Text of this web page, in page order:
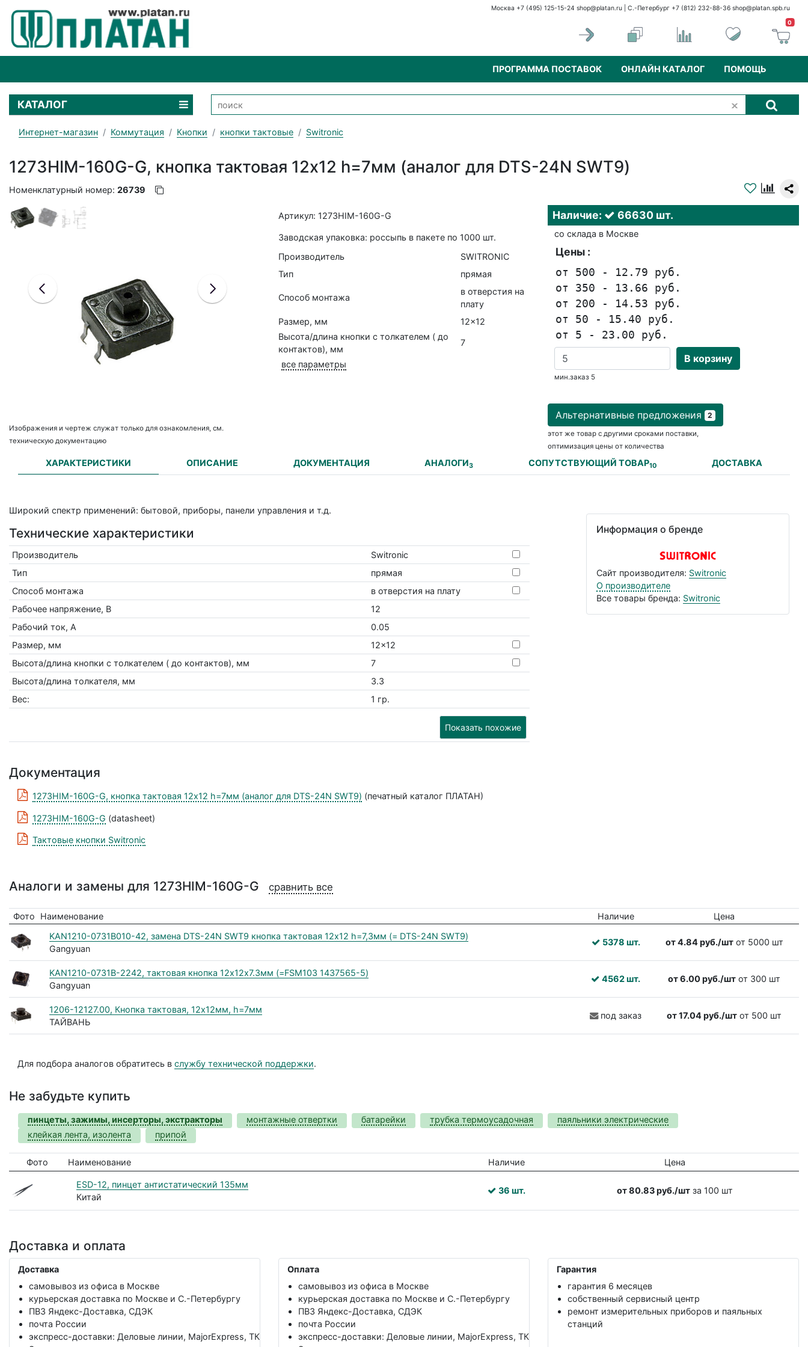
Москва +7 (495) 125-15-24 shop@platan.ru | С.-Петербург +7 (812) 232-88-36 shop@platan.spb.ru
0
ПРОГРАММА ПОСТАВОК ОНЛАЙН КАТАЛОГ ПОМОЩЬ
КАТАЛОГ
Интернет-магазин Коммутация Кнопки кнопки тактовые Switronic
1273HIM-160G-G, кнопка тактовая 12х12 h=7мм (аналог для DTS-24N SWT9)
Номенклатурный номер: 26739
Изображения и чертеж служат только для ознакомления, см.
техническую документацию
Артикул: 1273HIM-160G-G
Заводская упаковка: россыпь в пакете по 1000 шт.
Производитель
SWITRONIC
Тип
прямая
Способ монтажа
в отверстия на
плату
Размер, мм
12x12
Высота/длина кнопки с толкателем ( до
контактов), мм
7
все параметры
Наличие: 66630 шт.
со склада в Москве
Цены :
от 500 - 12.79 руб.
от 350 - 13.66 руб.
от 200 - 14.53 руб.
от 50 - 15.40 руб.
от 5 - 23.00 руб.
В корзину
мин.заказ 5
Альтернативные предложения 2
этот же товар с другими сроками поставки,
оптимизация цены от количества
ХАРАКТЕРИСТИКИ ОПИСАНИЕ ДОКУМЕНТАЦИЯ АНАЛОГИ3 СОПУТСТВУЮЩИЙ ТОВАР10 ДОСТАВКА
Широкий спектр применений: бытовой, приборы, панели управления и т.д.
Технические характеристики
Производитель
Switronic
Тип
прямая
Способ монтажа
в отверстия на плату
Рабочее напряжение, В
12
Рабочий ток, А
0.05
Размер, мм
12x12
Высота/длина кнопки с толкателем ( до контактов), мм
7
Высота/длина толкателя, мм
3.3
Вес:
1 гр.
Показать похожие
Информация о бренде
Сайт производителя: Switronic
О производителе
Все товары бренда: Switronic
Документация
1273HIM-160G-G, кнопка тактовая 12х12 h=7мм (аналог для DTS-24N SWT9) (печатный каталог ПЛАТАН)
1273HIM-160G-G (datasheet)
Тактовые кнопки Switronic
Аналоги и замены для 1273HIM-160G-G сравнить все
Фото Наименование Наличие
Цена
KAN1210-0731B010-42, замена DTS-24N SWT9 кнопка тактовая 12х12 h=7,3мм (= DTS-24N SWT9)
Gangyuan
5378 шт. от 4.84 руб./штот 5000 шт
KAN1210-0731B-2242, тактовая кнопка 12x12х7.3мм (=FSM103 1437565-5)
Gangyuan
4562 шт. от 6.00 руб./шт от 300 шт
1206-12127.00, Кнопка тактовая, 12х12мм, h=7мм
ТАЙВАНЬ
под заказ от 17.04 руб./шт от 500 шт
Для подбора аналогов обратитесь вслужбу технической поддержки.
Не забудьте купить
пинцеты, зажимы, инсерторы, экстракторы монтажные отвертки батарейки трубка термоусадочная
паяльники электрические
клейкая лента, изолента
припой
Фото Наименование Наличие Цена
ESD-12, пинцет антистатический 135мм
Китай
36 шт. от 80.83 руб./шт за 100 шт
Доставка и оплата
Доставка
самовывоз из офиса в Москве
курьерская доставка по Москве и С.-Петербургу
ПВЗ Яндекс-Доставка, СДЭК
почта России
экспресс-доставки: Деловые линии, MajorExpress, ТК
Оплата
самовывоз из офиса в Москве
курьерская доставка по Москве и С.-Петербургу
ПВЗ Яндекс-Доставка, СДЭК
почта России
экспресс-доставки: Деловые линии, MajorExpress, ТК
Гарантия
гарантия 6 месяцев
собственный сервисный центр
ремонт измерительных приборов и паяльных
станций